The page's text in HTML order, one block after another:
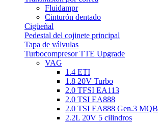
Fluidampr
Cinturón dentado
Cigüeñal
Pedestal del cojinete principal
Tapa de válvulas
Turbocompresor TTE Upgrade
VAG
1.4 ETI
1.8 20V Turbo
2.0 TFSI EA113
2.0 TSI EA888
2.0 TSI EA888 Gen.3 MQB
2.2L 20V 5 cilindros